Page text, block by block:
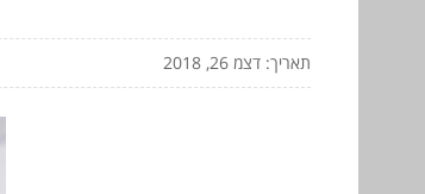
תאריך: דצמ 26, 2018